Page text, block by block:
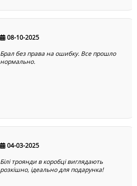
08-10-2025
Брал без права на ошибку. Все прошло
нормально.
04-03-2025
Білі троянди в коробці виглядають
розкішно, ідеально для подарунка!